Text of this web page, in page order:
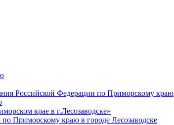
Российской Федерации по Приморскому краю
крае в г.Лесозаводске»
Приморскому краю в городе Лесозаводске